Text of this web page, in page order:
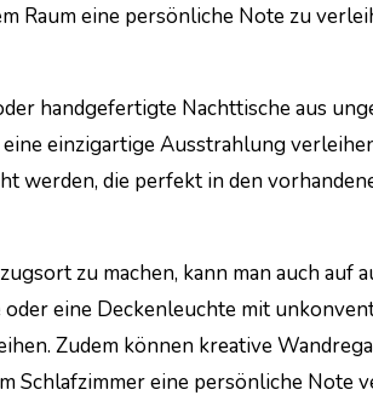
Raum eine persönliche Note zu
handgefertigte Nachttische aus
einzigartige Ausstrahlung
werden, die perfekt in den
zu machen, kann man auch auf
eine Deckenleuchte mit
Zudem können kreative
Schlafzimmer eine persönliche Note